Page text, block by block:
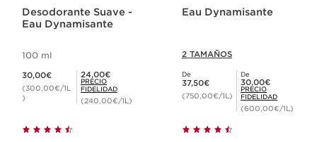
Desodorante Suave -
Eau Dynamisante
100 ml
30,00€
(300,00€/1L
)
Precio Fidelidad 24,00€
24,00€
PRECIO
FIDELIDAD
(240,00€/1L)
Eau Dynamisante
2 TAMAÑOS
De
Precio actual 37,50€
37,50€
(750,00€/1L)
De
Precio Fidelidad 30,00€
30,00€
PRECIO
FIDELIDAD
(600,00€/1L)